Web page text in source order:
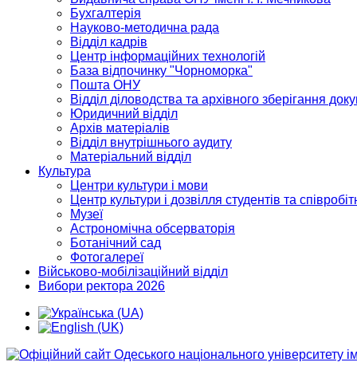
Бухгалтерія
Науково-методична рада
Відділ кадрів
Центр інформаційних технологій
База відпочинку "Чорноморка"
Пошта ОНУ
Відділ діловодства та архівного зберігання
Юридичний відділ
Архів матеріалів
Відділ внутрішнього аудиту
Матеріальний відділ
Культура
Центри культури і мови
Центр культури і дозвілля студентів та
Музеї
Астрономічна обсерваторія
Ботанічний сад
Фотогалереї
Військово-мобілізаційний відділ
Вибори ректора 2026